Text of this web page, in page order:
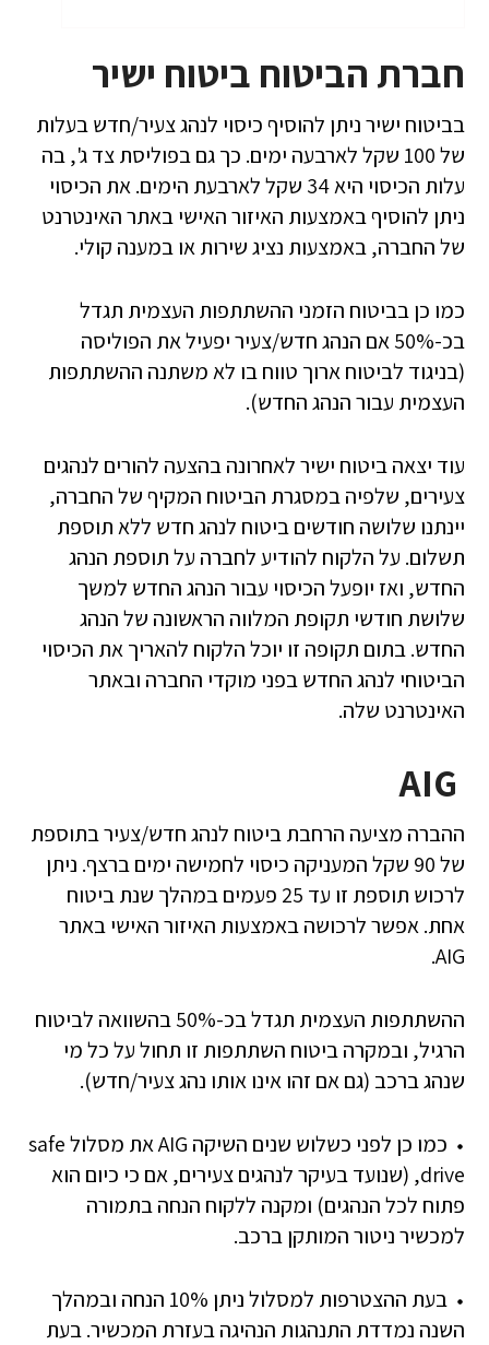
חברת הביטוח ביטוח ישיר
בביטוח ישיר ניתן להוסיף כיסוי לנהג צעיר/חדש בעלות
של 100 שקל לארבעה ימים. כך גם בפוליסת צד ג', בה
עלות הכיסוי היא 34 שקל לארבעת הימים. את הכיסוי
ניתן להוסיף באמצעות האיזור האישי באתר האינטרנט
של החברה, באמצעות נציג שירות או במענה קולי.
כמו כן בביטוח הזמני ההשתתפות העצמית תגדל
בכ-50% אם הנהג חדש/צעיר יפעיל את הפוליסה
(בניגוד לביטוח ארוך טווח בו לא משתנה ההשתתפות
העצמית עבור הנהג החדש).
עוד יצאה ביטוח ישיר לאחרונה בהצעה להורים לנהגים
צעירים, שלפיה במסגרת הביטוח המקיף של החברה,
יינתנו שלושה חודשים ביטוח לנהג חדש ללא תוספת
תשלום. על הלקוח להודיע לחברה על תוספת הנהג
החדש, ואז יופעל הכיסוי עבור הנהג החדש למשך
שלושת חודשי תקופת המלווה הראשונה של הנהג
החדש. בתום תקופה זו יוכל הלקוח להאריך את הכיסוי
הביטוחי לנהג החדש בפני מוקדי החברה ובאתר
האינטרנט שלה.
ההברה מציעה הרחבת ביטוח לנהג חדש/צעיר בתוספת
של 90 שקל המעניקה כיסוי לחמישה ימים ברצף. ניתן
לרכוש תוספת זו עד 25 פעמים במהלך שנת ביטוח
אחת. אפשר לרכושה באמצעות האיזור האישי באתר
AIG.
ההשתתפות העצמית תגדל בכ-50% בהשוואה לביטוח
הרגיל, ובמקרה ביטוח השתתפות זו תחול על כל מי
שנהג ברכב (גם אם זהו אינו אותו נהג צעיר/חדש).
כמו כן לפני כשלוש שנים השיקה AIG את מסלול safe
drive, (שנועד בעיקר לנהגים צעירים, אם כי כיום הוא
פתוח לכל הנהגים) ומקנה ללקוח הנחה בתמורה
למכשיר ניטור המותקן ברכב.
בעת ההצטרפות למסלול ניתן 10% הנחה ובמהלך
השנה נמדדת התנהגות הנהיגה בעזרת המכשיר. בעת